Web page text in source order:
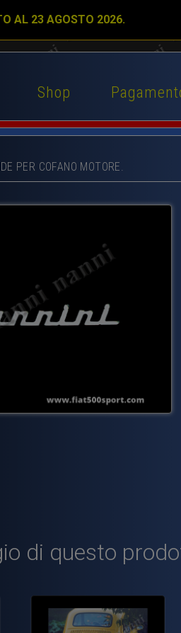
AL 23 AGOSTO 2026.
Shop
PER COFANO MOTORE.
di questo